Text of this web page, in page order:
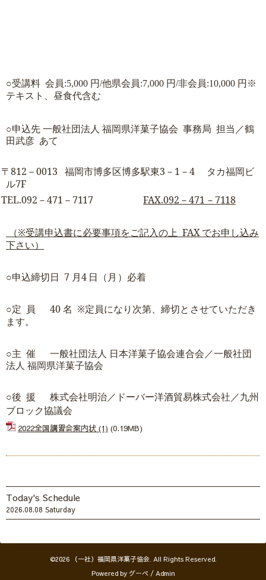
○受講料 会員:5,000 円/他県会員:7,000 円/非会員:10,000 円※
テキスト、昼食代含む
○申込先 一般社団法人 福岡県洋菓子協会 事務局 担当／鶴
田武彦 あて
〒812 －0013 福岡市博多区博多駅東3 － 1 －4 タカ福岡ビ
ル7F
TEL.092 －471 － 7117 FAX.092 －471 － 7118
（※受講申込書に必要事項をご記入の上 FAXでお申し込み
下さい）
○申込締切日 7 月4 日 （月 ）必着
○定 員 40名 ※定員になり 次第、締切と させていただき
ます。
○主 催
一般社団法人 日本洋菓子協会連合会／一般社団
法人 福岡県洋菓子協会
○後 援 株式会社明治／ドーバー洋酒貿易株式会社／九州
ブロック協議会
2022全国講習会案内状 (1) (0.19MB)
Today's Schedule
2026.08.08 Saturday
©2026 （一社）福岡県洋菓子協会. All Rights Reserved.
Powered by グーペ / Admin